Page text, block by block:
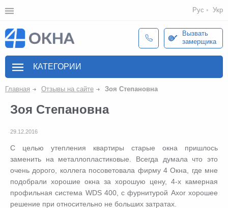
Рус Укр
Вызвать
замерщика
КАТЕГОРИИ
Главная Отзывы на сайте Зоя Степановна
Зоя Степановна
29.12.2016
С целью утепления квартиры старые окна пришлось
заменить на металлопластиковые. Всегда думала что это
очень дорого, коллега посоветовала фирму 4 Окна, где мне
подобрали хорошие окна за хорошую цену, 4-х камерная
профильная система WDS 400, с фурнитурой Axor хорошее
решение при относительно не больших затратах.